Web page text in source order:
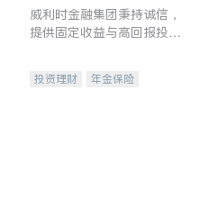
威利时金融集团秉持诚信，
提供固定收益与高回报投资
合，助力客户实现目标
投资理财
年金保险